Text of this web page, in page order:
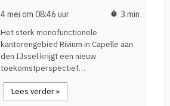
4 mei om 08:46 uur timer 3 min
Het sterk monofunctionele
kantorengebied Rivium in Capelle aan
den IJssel krijgt een nieuw
toekomstperspectief…
Lees verder »